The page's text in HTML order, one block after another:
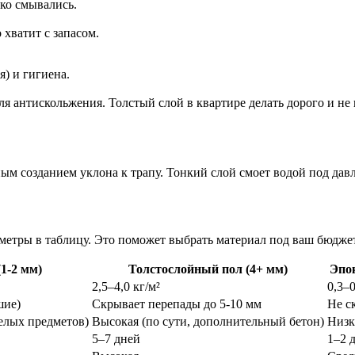
смывались.
с запасом.
и гигиена.
антискольжения. Толстый слой в квартире делать дорого и
созданием уклона к трапу. Тонкий слой смоет водой под
в таблицу. Это поможет выбрать материал под ваш
2 мм) Толстослойный пол (4+ мм)
2,5–4,0 кг/м²
Скрывает перепады до 5-10 мм
Не
предметов) Высокая (по сути, дополнительный бетон)
5–7 дней
1–2